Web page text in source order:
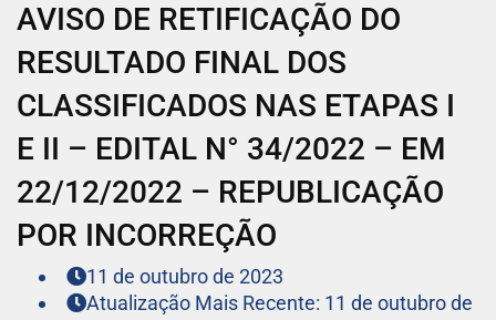
AVISO DE RETIFICAÇÃO DO
RESULTADO FINAL DOS
CLASSIFICADOS NAS ETAPAS I
E II – EDITAL N° 34/2022 – EM
22/12/2022 – REPUBLICAÇÃO
POR INCORREÇÃO
11 de outubro de 2023
Atualização Mais Recente: 11 de outubro de